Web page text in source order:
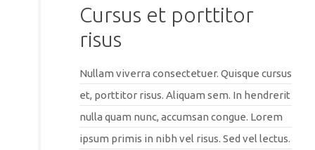
Cursus et porttitor
risus
Nullam viverra consectetuer. Quisque cursus
et, porttitor risus. Aliquam sem. In hendrerit
nulla quam nunc, accumsan congue. Lorem
ipsum primis in nibh vel risus. Sed vel lectus.